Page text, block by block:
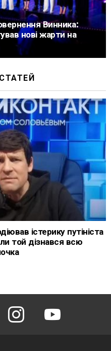
Винника:
нові жарти на
істерику путініста
той дізнався всю
instagram youtube